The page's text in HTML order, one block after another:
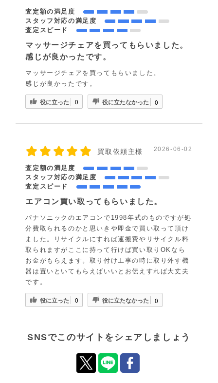
査定額の満足度
スタッフ対応の満足度
査定スピード
マッサージチェアを買ってもらいました。
感じが良かったです。
マッサージチェアを買ってもらいました。
感じが良かったです。
役に立った 0 役に立たなかった 0
買取依頼主様 2026-06-02
査定額の満足度
スタッフ対応の満足度
査定スピード
エアコン買い取ってもらいました。
パナソニックのエアコンで1998年式のものですが処
分費取られるのかと思いきや即金で買い取って頂け
ました。リサイクルにすれば運搬費やリサイクル料
取られますがここに持って行けば買い取りOKなら
お金がもらえます。取り付け工事の時に取り外す機
器は置いといてもらえばいいとお伝えすれば大丈夫
です。
役に立った 0 役に立たなかった 0
SNSでこのサイトをシェアしましょう